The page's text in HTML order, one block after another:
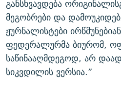
განსხვავდება
მეგობრები და
ჟურნალისტები
ფედერალურმა ბიურომ,
საწინააღმდეგოდ, არ
სიკვდილის ვერსია.”